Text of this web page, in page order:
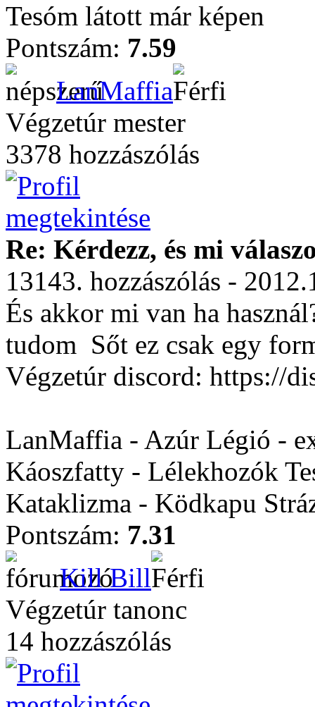
Tesóm látott már képen
Pontszám: 7.59
LanMaffia
Végzetúr mester
3378 hozzászólás
Re: Kérdezz, és mi
13143. hozzászólás -
És akkor mi van ha
tudom Sőt ez csak egy
Végzetúr discord: https://
LanMaffia - Azúr Légió -
Káoszfatty - Lélekhozók
Kataklizma - Ködkapu
Pontszám: 7.31
Kill Bill
Végzetúr tanonc
14 hozzászólás